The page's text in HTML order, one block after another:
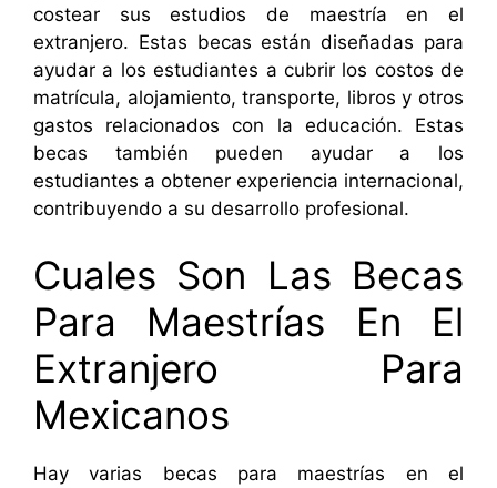
costear sus estudios de maestría en el
extranjero. Estas becas están diseñadas para
ayudar a los estudiantes a cubrir los costos de
matrícula, alojamiento, transporte, libros y otros
gastos relacionados con la educación. Estas
becas también pueden ayudar a los
estudiantes a obtener experiencia internacional,
contribuyendo a su desarrollo profesional.
Cuales Son Las Becas
Para Maestrías En El
Extranjero Para
Mexicanos
Hay varias becas para maestrías en el